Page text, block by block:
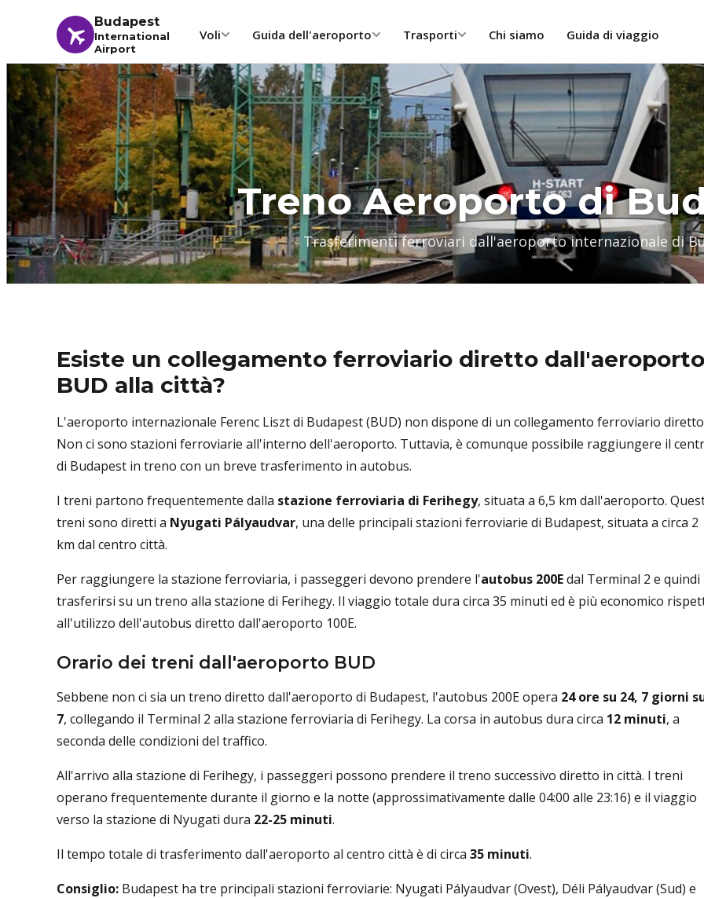
Budapest
International
Airport
Voli Guida dell'aeroporto Trasporti Chi siamo Guida di viaggio
Treno Aeroporto di
Trasferimenti ferroviari dall'aeroporto internazionale di
Esiste un collegamento ferroviario diretto dall'aeroporto
BUD alla città?
L'aeroporto internazionale Ferenc Liszt di Budapest (BUD) non dispone di un collegamento ferroviario
Non ci sono stazioni ferroviarie all'interno dell'aeroporto. Tuttavia, è comunque possibile raggiungere il
di Budapest in treno con un breve trasferimento in autobus.
I treni partono frequentemente dalla stazione ferroviaria di Ferihegy, situata a 6,5 ​​km dall'aeroporto.
treni sono diretti a Nyugati Pályaudvar, una delle principali stazioni ferroviarie di Budapest, situata a circa 2
km dal centro città.
Per raggiungere la stazione ferroviaria, i passeggeri devono prendere l'autobus 200Edal Terminal 2 e quindi
trasferirsi su un treno alla stazione di Ferihegy. Il viaggio totale dura circa 35 minuti ed è più economico
all'utilizzo dell'autobus diretto dall'aeroporto 100E.
Orario dei treni dall'aeroporto BUD
Sebbene non ci sia un treno diretto dall'aeroporto di Budapest, l'autobus 200E opera 24 ore su 24, 7 giorni
7, collegando il Terminal 2 alla stazione ferroviaria di Ferihegy. La corsa in autobus dura circa 12 minuti, a
seconda delle condizioni del traffico.
All'arrivo alla stazione di Ferihegy, i passeggeri possono prendere il treno successivo diretto in città. I treni
operano frequentemente durante il giorno e la notte (approssimativamente dalle 04:00 alle 23:16) e il viaggio
verso la stazione di Nyugati dura 22-25 minuti.
Il tempo totale di trasferimento dall'aeroporto al centro città è di circa 35 minuti.
Consiglio: Budapest ha tre principali stazioni ferroviarie: Nyugati Pályaudvar (Ovest), Déli Pályaudvar (Sud) e